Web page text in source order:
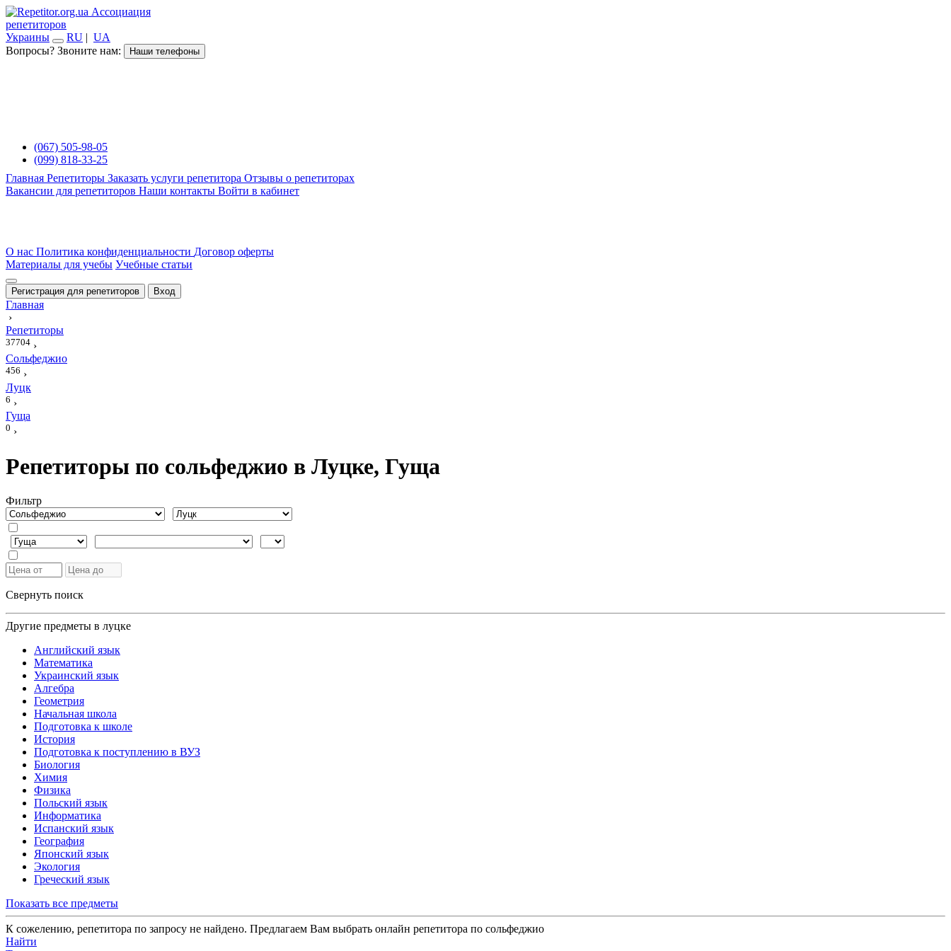
Ассоциация
репетиторов
Украины
RU | UA
Вопросы? Звоните нам:
Наши телефоны
(067) 505-98-05
(099) 818-33-25
Главная Репетиторы Заказать услуги репетитора Отзывы о репетиторах
Вакансии для репетиторов Наши контакты Войти в кабинет
О нас Политика конфиденциальности Договор оферты
Материалы для учебы Учебные статьи
Регистрация для репетиторов Вход
Главная
›
Репетиторы
37704 ›
Сольфеджио
456 ›
Луцк
6 ›
Гуща
0 ›
Репетиторы по сольфеджио в Луцке, Гуща
Фильтр
Свернуть поиск
Другие предметы в луцке
Английский язык
Математика
Украинский язык
Алгебра
Геометрия
Начальная школа
Подготовка к школе
История
Подготовка к поступлению в ВУЗ
Биология
Химия
Физика
Польский язык
Информатика
Испанский язык
География
Японский язык
Экология
Греческий язык
Показать все предметы
К сожелению, репетитора по запросу не найдено. Предлагаем Вам выбрать онлайн репетитора по сольфеджио
Найти